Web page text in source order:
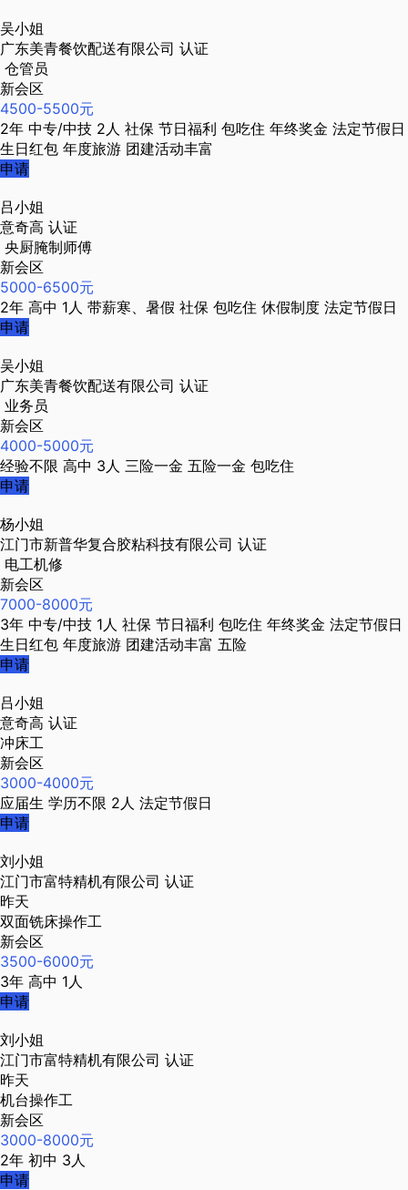
吴小姐
广东美青餐饮配送有限公司 认证
仓管员
新会区
4500-5500元
2年 中专/中技 2人 社保 节日福利 包吃住 年终奖金 法定节假日
生日红包 年度旅游 团建活动丰富
申请
吕小姐
意奇高 认证
央厨腌制师傅
新会区
5000-6500元
2年 高中 1人 带薪寒、暑假 社保 包吃住 休假制度 法定节假日
申请
吴小姐
广东美青餐饮配送有限公司 认证
业务员
新会区
4000-5000元
经验不限 高中 3人 三险一金 五险一金 包吃住
申请
杨小姐
江门市新普华复合胶粘科技有限公司 认证
电工机修
新会区
7000-8000元
3年 中专/中技 1人 社保 节日福利 包吃住 年终奖金 法定节假日
生日红包 年度旅游 团建活动丰富 五险
申请
吕小姐
意奇高 认证
冲床工
新会区
3000-4000元
应届生 学历不限 2人 法定节假日
申请
刘小姐
江门市富特精机有限公司 认证
昨天
双面铣床操作工
新会区
3500-6000元
3年 高中 1人
申请
刘小姐
江门市富特精机有限公司 认证
昨天
机台操作工
新会区
3000-8000元
2年 初中 3人
申请